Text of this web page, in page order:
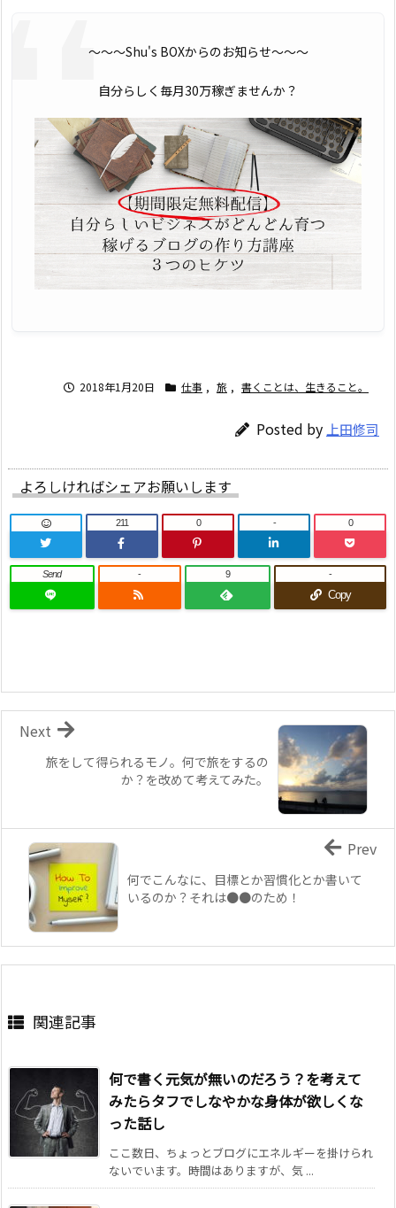
〜〜〜Shu's BOXからのお知らせ〜〜〜
自分らしく毎月30万稼ぎませんか？
2018年1月20日 仕事 , 旅 , 書くことは、生きること。
Posted by 上田修司
よろしければシェアお願いします
211 0 - 0
Send - 9
Copy
-
旅をして得られるモノ。何で旅をするの
か？を改めて考えてみた。
Next
何でこんなに、目標とか習慣化とか書いて
いるのか？それは●●のため！
Prev
関連記事
何で書く元気が無いのだろう？を考えて
みたらタフでしなやかな身体が欲しくな
った話し
ここ数日、ちょっとブログにエネルギーを掛けられ
ないでいます。時間はありますが、気 ...